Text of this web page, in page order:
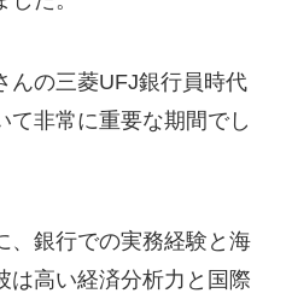
んの三菱UFJ銀行員時代
て非常に重要な期間でし
、銀行での実務経験と海
は高い経済分析力と国際